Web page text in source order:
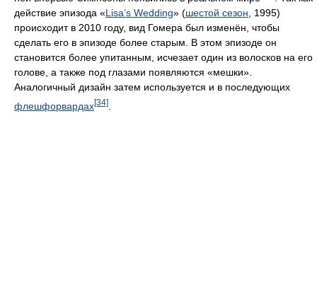
действие эпизода «Lisa’s Wedding» (шестой сезон , 1995)
происходит в 2010 году, вид Гомера был изменён, чтобы
сделать его в эпизоде более старым. В этом эпизоде он
становится более упитанным, исчезает один из волосков на его
голове, а также под глазами появляются «мешки».
Аналогичный дизайн затем используется и в последующих
флешфорвардах[34]